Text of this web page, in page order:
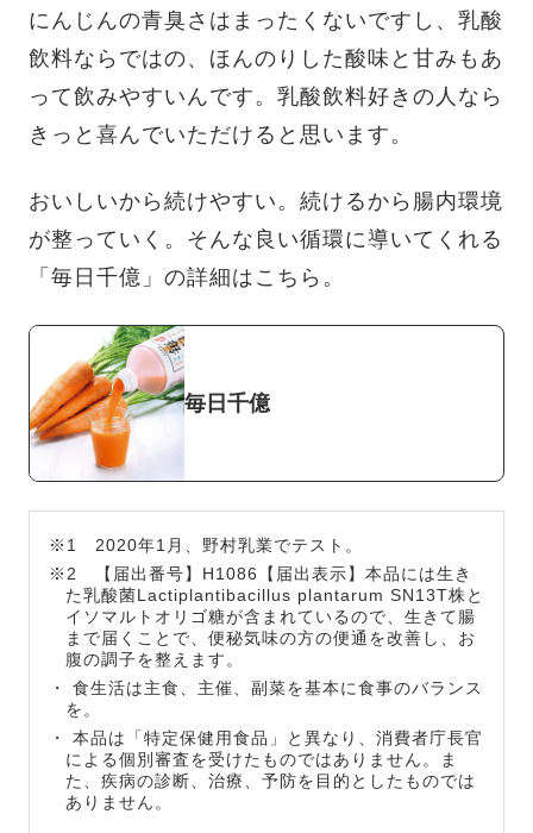
にんじんの青臭さはまったくないですし、乳酸
飲料ならではの、ほんのりした酸味と甘みもあ
って飲みやすいんです。乳酸飲料好きの人なら
きっと喜んでいただけると思います。
おいしいから続けやすい。続けるから腸内環境
が整っていく。そんな良い循環に導いてくれる
「毎日千億」の詳細はこちら。
毎日千億
※1 2020年1月、野村乳業でテスト。
※2 【届出番号】H1086【届出表示】本品には生き
た乳酸菌Lactiplantibacillus plantarum SN13T株と
イソマルトオリゴ糖が含まれているので、生きて腸
まで届くことで、便秘気味の方の便通を改善し、お
腹の調子を整えます。
・ 食生活は主食、主催、副菜を基本に食事のバランス
を。
・ 本品は「特定保健用食品」と異なり、消費者庁長官
による個別審査を受けたものではありません。ま
た、疾病の診断、治療、予防を目的としたものでは
ありません。